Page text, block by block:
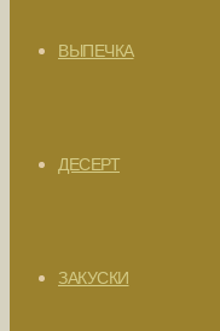
ВЫПЕЧКА
ДЕСЕРТ
ЗАКУСКИ